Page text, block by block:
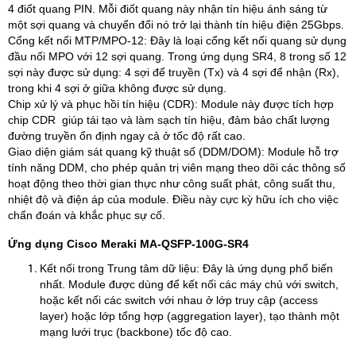
4 điốt quang PIN. Mỗi điốt quang này nhận tín hiệu ánh sáng từ
một sợi quang và chuyển đổi nó trở lại thành tín hiệu điện 25Gbps.​
Cổng kết nối MTP/MPO-12: Đây là loại cổng kết nối quang sử dụng
đầu nối MPO với 12 sợi quang. Trong ứng dụng SR4, 8 trong số 12
sợi này được sử dụng: 4 sợi để truyền (Tx) và 4 sợi để nhận (Rx),
trong khi 4 sợi ở giữa không được sử dụng.​
Chip xử lý và phục hồi tín hiệu (CDR): Module này được tích hợp
chip CDR giúp tái tạo và làm sạch tín hiệu, đảm bảo chất lượng
đường truyền ổn định ngay cả ở tốc độ rất cao.​
Giao diện giám sát quang kỹ thuật số (DDM/DOM): Module hỗ trợ
tính năng DDM, cho phép quản trị viên mạng theo dõi các thông số
hoạt động theo thời gian thực như công suất phát, công suất thu,
nhiệt độ và điện áp của module. Điều này cực kỳ hữu ích cho việc
chẩn đoán và khắc phục sự cố.
Ứng dụng Cisco Meraki MA-QSFP-100G-SR4
Kết nối trong Trung tâm dữ liệu: Đây là ứng dụng phổ biến
nhất. Module được dùng để kết nối các máy chủ với switch,
hoặc kết nối các switch với nhau ở lớp truy cập (access
layer) hoặc lớp tổng hợp (aggregation layer), tạo thành một
mạng lưới trục (backbone) tốc độ cao.​